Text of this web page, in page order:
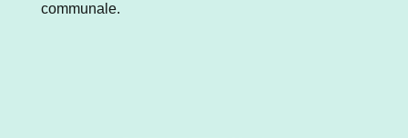
communale.